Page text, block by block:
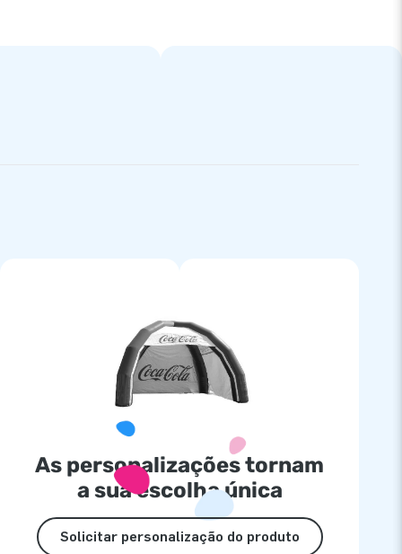
As personalizações tornam
a sua escolha única
Solicitar personalização do produto